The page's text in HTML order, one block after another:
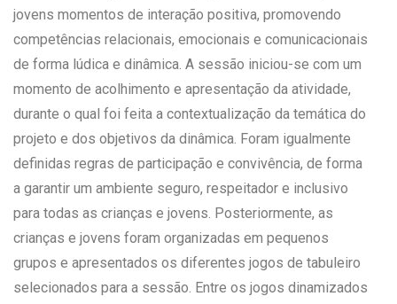
jovens momentos de interação positiva, promovendo
competências relacionais, emocionais e comunicacionais
de forma lúdica e dinâmica. A sessão iniciou-se com um
momento de acolhimento e apresentação da atividade,
durante o qual foi feita a contextualização da temática do
projeto e dos objetivos da dinâmica. Foram igualmente
definidas regras de participação e convivência, de forma
a garantir um ambiente seguro, respeitador e inclusivo
para todas as crianças e jovens. Posteriormente, as
crianças e jovens foram organizadas em pequenos
grupos e apresentados os diferentes jogos de tabuleiro
selecionados para a sessão. Entre os jogos dinamizados